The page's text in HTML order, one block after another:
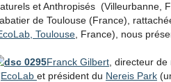
et Anthropisés (Villeurbanne,
de Toulouse (France),
Toulouse , France), nous
Franck Gilbert , directeur
EcoLab et président du Nereis Park